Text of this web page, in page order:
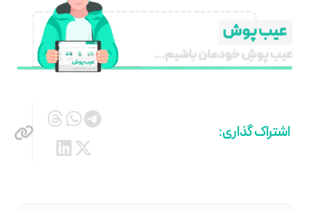
اشتراک گذاری: